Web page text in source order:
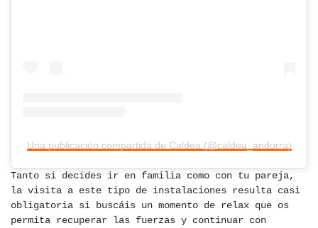
Una publicación compartida de Caldea (@caldea_andorra)
Tanto si decides ir en familia como con tu pareja,
la visita a este tipo de instalaciones resulta casi
obligatoria si buscáis un momento de relax que os
permita recuperar las fuerzas y continuar con